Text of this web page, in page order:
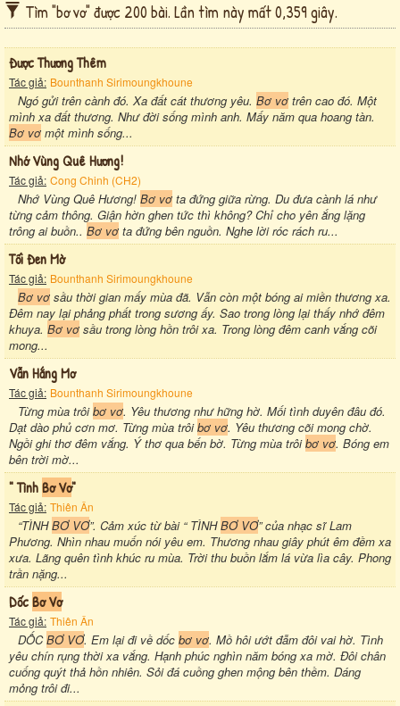
Tìm "bơ vơ" được 200 bài. Lần tìm này mất 0,359 giây.
Được Thương Thêm
Tác giả: Bounthanh Sirimoungkhoune
Ngó gửi trên cành đó. Xa đất cát thương yêu. Bơ vơ trên cao đó. Một
mình xa đất thương. Như đời sống mình anh. Mấy năm qua hoang tàn.
Bơ vơ một mình sống...
Nhớ Vùng Quê Hương!
Tác giả: Cong Chinh (CH2)
Nhớ Vùng Quê Hương! Bơ vơ ta đứng giữa rừng. Du đưa cành lá như
từng cảm thông. Giận hờn ghen tức thì không? Chỉ cho yên ắng lặng
trông ai buồn.. Bơ vơ ta đứng bên nguồn. Nghe lời róc rách ru...
Tối Đen Mờ
Tác giả: Bounthanh Sirimoungkhoune
Bơ vơ sầu thời gian mấy mùa đã. Vẫn còn một bóng ai miền thương xa.
Đêm nay lại phảng phất trong sương ấy. Sao trong lòng lại thấy nhớ đêm
khuya. Bơ vơ sầu trong lòng hồn trôi xa. Trong lòng đêm canh vắng cõi
mong...
Vẫn Hắng Mơ
Tác giả: Bounthanh Sirimoungkhoune
Từng mùa trôibơ vơ. Yêu thương như hững hờ. Mối tình duyên đâu đó.
Dạt dào phủ cơn mơ. Từng mùa trôibơ vơ. Yêu thương cõi mong chờ.
Ngồi ghi thơ đêm vắng. Ý thơ qua bến bờ. Từng mùa trôibơ vơ. Bóng em
bên trời mờ...
" TìnhBơ Vơ"
Tác giả: Thiên Ân
“TÌNHBƠ VƠ”. Cảm xúc từ bài “ TÌNHBƠ VƠ” của nhạc sĩ Lam
Phương. Nhìn nhau muốn nói yêu em. Thương nhau giây phút êm đềm xa
xưa. Lãng quên tình khúc ru mùa. Trời thu buồn lắm lá vừa lìa cây. Phong
trần nặng...
DốcBơ Vơ
Tác giả: Thiên Ân
DỐCBƠ VƠ. Em lại đi về dốc bơ vơ. Mồ hôi ướt đẫm đôi vai hờ. Tình
yêu chín rụng thời xa vắng. Hạnh phúc nghìn năm bóng xa mờ. Đôi chân
cuống quýt thả hồn nhiên. Sỏi đá cuồng ghen mộng bên thềm. Dáng
mỏng trôi đi...